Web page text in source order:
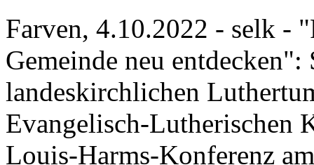
Farven, 4.10.2022 - selk -
Gemeinde neu
landeskirchlichen
Evangelisch-Lutherischen
Louis-Harms-Konferenz